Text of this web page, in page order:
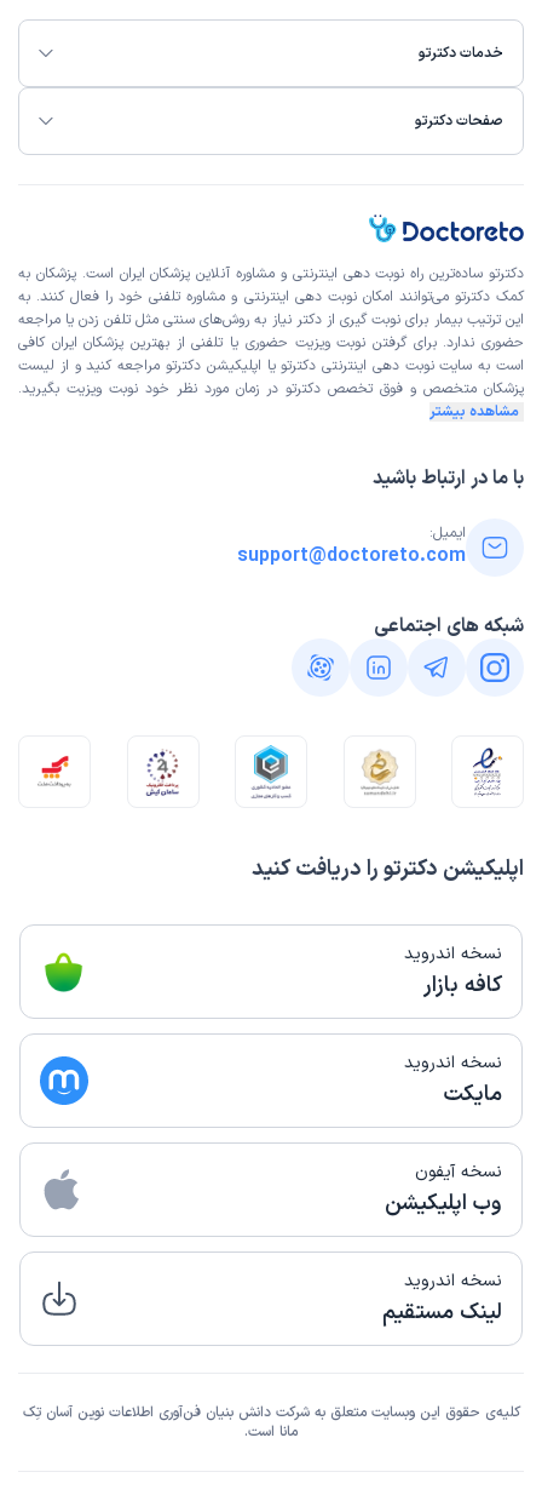
خدمات دکترتو
صفحات دکترتو
اپلیکیشن دکترتو را دریافت کنید
نسخه اندروید
کافه بازار
نسخه اندروید
مایکت
نسخه آیفون
وب اپلیکیشن
نسخه اندروید
لینک مستقیم
دکترتو ساده‌ترین راه نوبت‌ دهی اینترنتی و مشاوره آنلاین پزشکان ایران است. پزشکان به
کمک دکترتو می‌توانند امکان نوبت دهی اینترنتی و مشاوره تلفنی خود را فعال کنند. به
این ترتیب بیمار برای نوبت گیری از دکتر نیاز به روش‌های سنتی مثل تلفن زدن یا مراجعه
حضوری ندارد. برای گرفتن نوبت ویزیت حضوری یا تلفنی از بهترین پزشکان ایران کافی
است به سایت نوبت دهی اینترنتی دکترتو یا اپلیکیشن دکترتو مراجعه کنید و از لیست
پزشکان متخصص و فوق تخصص دکترتو در زمان مورد نظر خود نوبت ویزیت بگیرید.
مشاهده بیشتر
با ما در ارتباط باشید
ایمیل:
support@doctoreto.com
شبکه های اجتماعی
کلیه‌ی حقوق این وبسایت متعلق به شرکت دانش بنیان فن‌آوری اطلاعات نوین آسان تِک
مانا است.